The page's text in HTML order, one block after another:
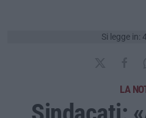
Si legge in:
LA